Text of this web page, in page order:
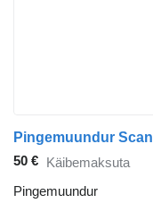
50 € Käibemaksuta
Pingemuundur